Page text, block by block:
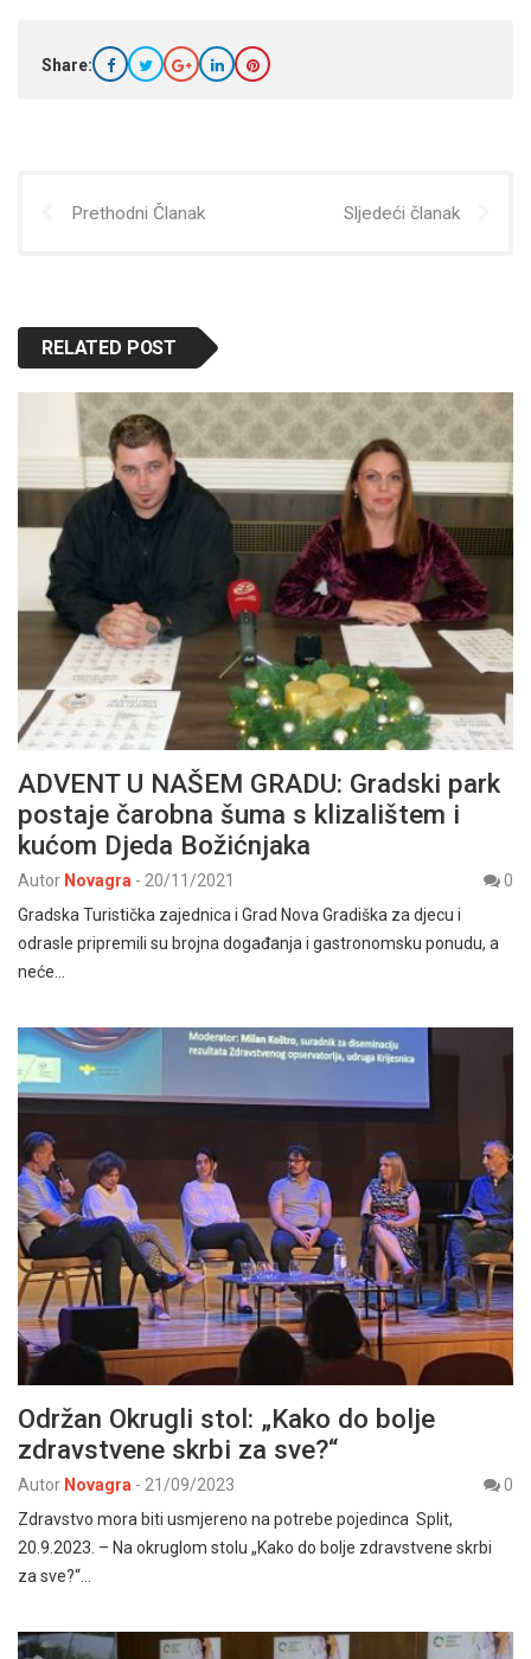
Share:
Prethodni Članak Sljedeći članak
RELATED POST
ADVENT U NAŠEM GRADU: Gradski park
postaje čarobna šuma s klizalištem i
kućom Djeda Božićnjaka
Autor Novagra - 20/11/2021
0
Gradska Turistička zajednica i Grad Nova Gradiška za djecu i
odrasle pripremili su brojna događanja i gastronomsku ponudu, a
neće…
Održan Okrugli stol: „Kako do bolje
zdravstvene skrbi za sve?“
Autor Novagra - 21/09/2023
0
Zdravstvo mora biti usmjereno na potrebe pojedinca Split,
20.9.2023. – Na okruglom stolu „Kako do bolje zdravstvene skrbi
za sve?“…